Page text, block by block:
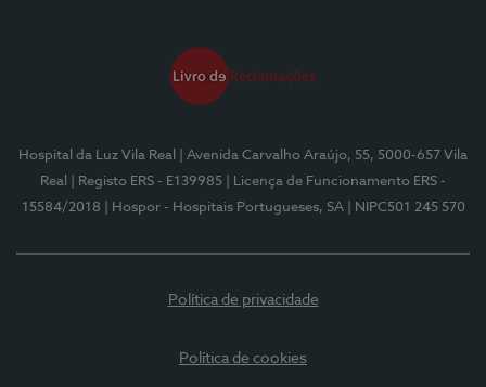
Hospital da Luz Vila Real
| Avenida Carvalho Araújo, 55, 5000-657 Vila
Real
| Registo ERS - E139985
| Licença de Funcionamento ERS -
15584/2018
| Hospor - Hospitais Portugueses, SA | NIPC501 245 570
Política de privacidade
Política de cookies